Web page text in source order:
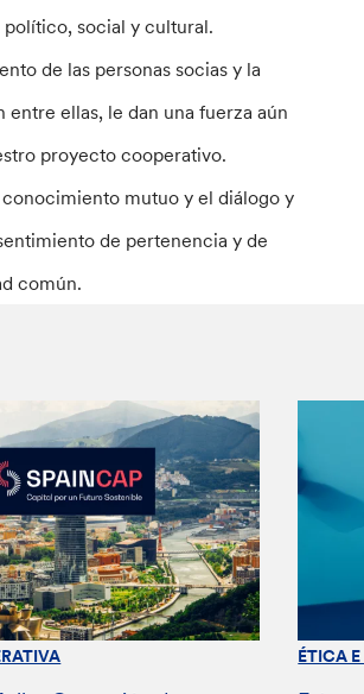
social y cultural.
de las personas socias y la
entre ellas, le dan una fuerza aún
proyecto cooperativo.
mutuo y el diálogo y
de pertenencia y de
común.
ÉTICA